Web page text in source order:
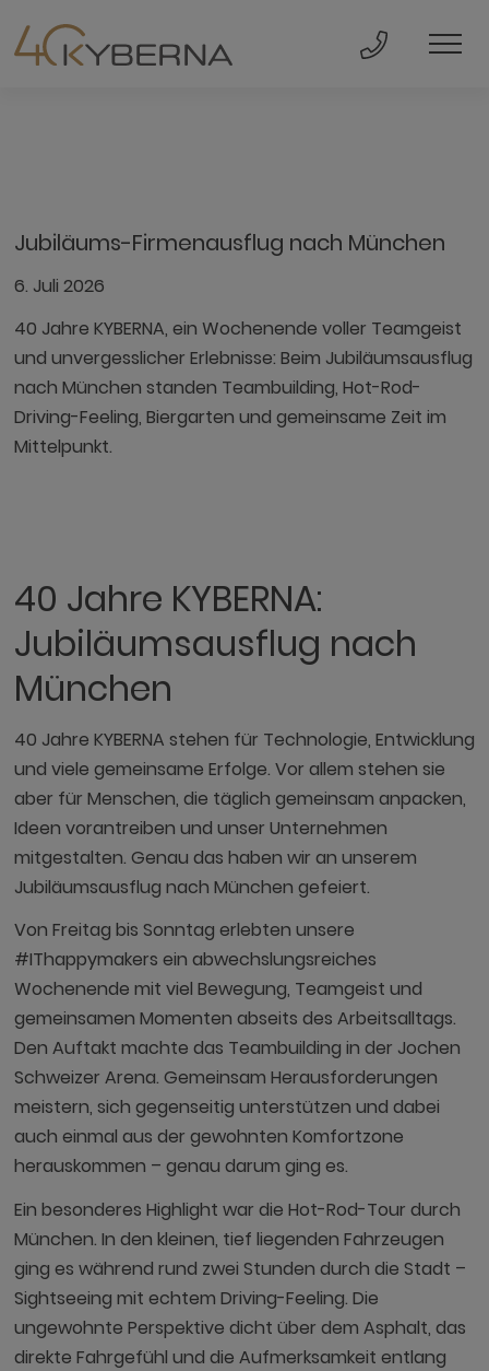
Direkt
Jubiläums-Firmenausflug nach München
6. Juli 2026
40 Jahre KYBERNA, ein Wochenende voller Teamgeist
und unvergesslicher Erlebnisse: Beim Jubiläumsausflug
nach München standen Teambuilding, Hot-Rod-
Driving-Feeling, Biergarten und gemeinsame Zeit im
Mittelpunkt.
40 Jahre KYBERNA:
Jubiläumsausflug nach
München
40 Jahre KYBERNA stehen für Technologie, Entwicklung
und viele gemeinsame Erfolge. Vor allem stehen sie
aber für Menschen, die täglich gemeinsam anpacken,
Ideen vorantreiben und unser Unternehmen
mitgestalten. Genau das haben wir an unserem
Jubiläumsausflug nach München gefeiert.
Von Freitag bis Sonntag erlebten unsere
#IThappymakers ein abwechslungsreiches
Wochenende mit viel Bewegung, Teamgeist und
gemeinsamen Momenten abseits des Arbeitsalltags.
Den Auftakt machte das Teambuilding in der Jochen
Schweizer Arena. Gemeinsam Herausforderungen
meistern, sich gegenseitig unterstützen und dabei
auch einmal aus der gewohnten Komfortzone
herauskommen – genau darum ging es.
Ein besonderes Highlight war die Hot-Rod-Tour durch
München. In den kleinen, tief liegenden Fahrzeugen
ging es während rund zwei Stunden durch die Stadt –
Sightseeing mit echtem Driving-Feeling. Die
ungewohnte Perspektive dicht über dem Asphalt, das
direkte Fahrgefühl und die Aufmerksamkeit entlang